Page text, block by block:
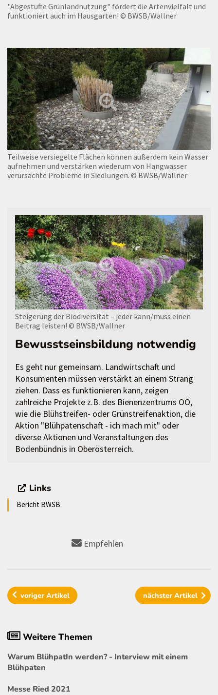
"Abgestufte Grünlandnutzung" fördert die Artenvielfalt und
funktioniert auch im Hausgarten! © BWSB/Wallner
Teilweise versiegelte Flächen können außerdem kein Wasser
aufnehmen und verstärken wiederum von Hangwasser
verursachte Probleme in Siedlungen. © BWSB/Wallner
Steigerung der Biodiversität – jeder kann/muss einen
Beitrag leisten! © BWSB/Wallner
Bewusstseinsbildung notwendig
Es geht nur gemeinsam. Landwirtschaft und
Konsumenten müssen verstärkt an einem Strang
ziehen. Dass es funktionieren kann, zeigen
zahlreiche Projekte z.B. des Bienenzentrums OÖ,
wie die Blühstreifen- oder Grünstreifenaktion, die
Aktion "Blühpatenschaft - ich mach mit" oder
diverse Aktionen und Veranstaltungen des
Bodenbündnis in Oberösterreich.
Links
Bericht BWSB
Empfehlen
vorigerArtikel nächster Artikel
Weitere Themen
Warum BlühpatIn werden? - Interview mit einem
Blühpaten
Messe Ried 2021